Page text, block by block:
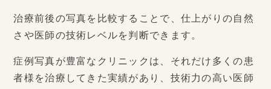
治療前後の写真を比較することで、仕上がりの自然
さや医師の技術レベルを判断できます。
症例写真が豊富なクリニックは、それだけ多くの患
者様を治療してきた実績があり、技術力の高い医師